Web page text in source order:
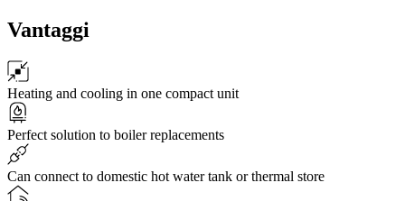
Vantaggi
Heating and cooling in one compact unit
Perfect solution to boiler replacements
Can connect to domestic hot water tank or thermal store